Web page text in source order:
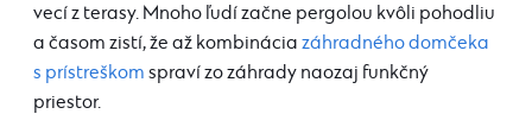
vecí z terasy. Mnoho ľudí začne pergolou kvôli pohodliu
a časom zistí, že až kombinácia záhradného domčeka
s prístreškom spraví zo záhrady naozaj funkčný
priestor.